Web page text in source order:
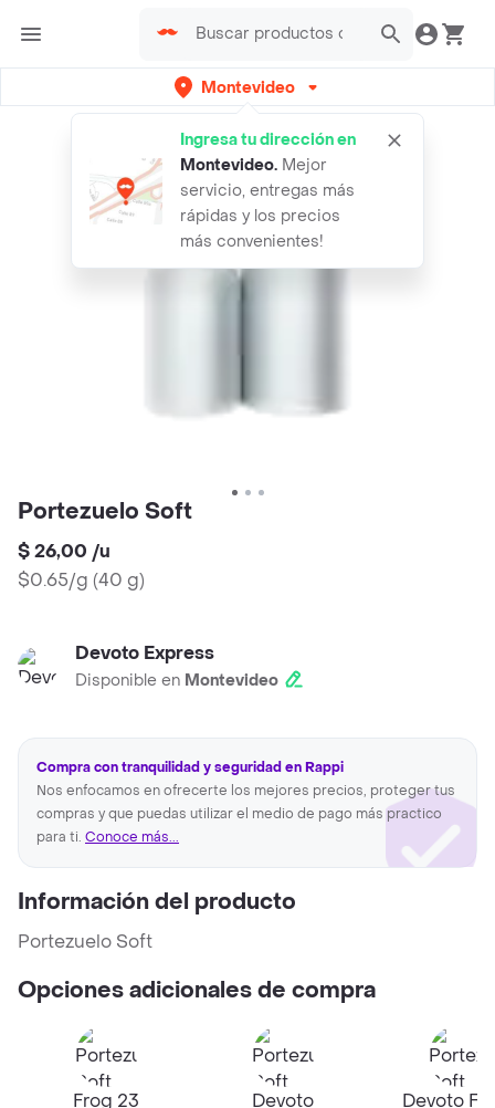
Montevideo
Ingresa tu dirección en
Montevideo. Mejor
servicio, entregas más
rápidas y los precios
más convenientes!
Portezuelo Soft
$ 26,00 /u
$0.65/g (40 g)
Devoto Express
Disponible en Montevideo
Compra con tranquilidad y seguridad en Rappi
Nos enfocamos en ofrecerte los mejores precios, proteger tus
compras y que puedas utilizar el medio de pago más practico
para ti. Conoce más...
Información del producto
Portezuelo Soft
Opciones adicionales de compra
Frog 23
Devoto
Devoto